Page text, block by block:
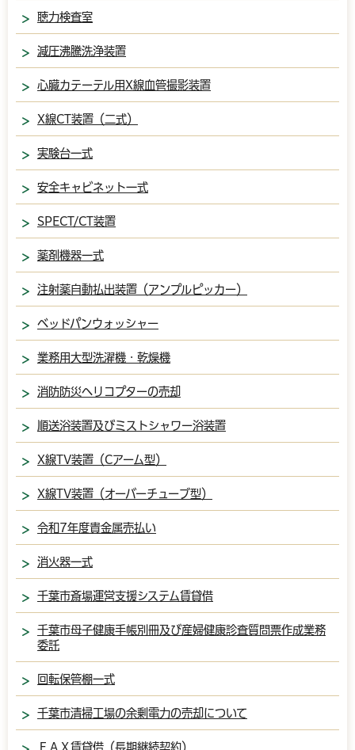
聴力検査室
減圧沸騰洗浄装置
心臓カテーテル用X線血管撮影装置
X線CT装置（二式）
実験台一式
安全キャビネット一式
SPECT/CT装置
薬剤機器一式
注射薬自動払出装置（アンプルピッカー）
ベッドパンウォッシャー
業務用大型洗濯機・乾燥機
消防防災ヘリコプターの売却
順送浴装置及びミストシャワー浴装置
X線TV装置（Cアーム型）
X線TV装置（オーバーチューブ型）
令和7年度貴金属売払い
消火器一式
千葉市斎場運営支援システム賃貸借
千葉市母子健康手帳別冊及び産婦健康診査質問票作成業務
委託
回転保管棚一式
千葉市清掃工場の余剰電力の売却について
ＦＡＸ賃貸借（長期継続契約）